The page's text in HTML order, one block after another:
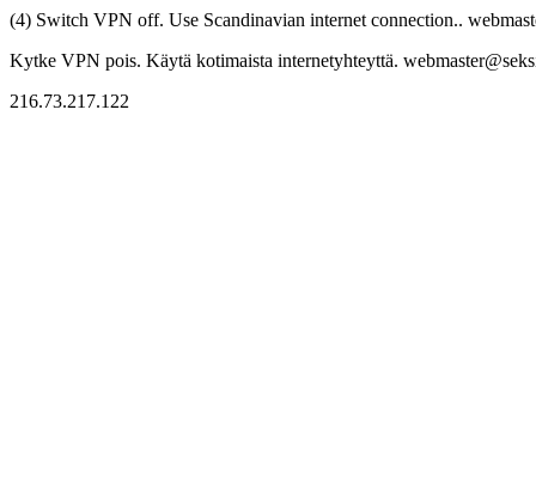
(4) Switch VPN off. Use Scandinavian internet connection..
Kytke VPN pois. Käytä kotimaista internetyhteyttä.
216.73.217.122